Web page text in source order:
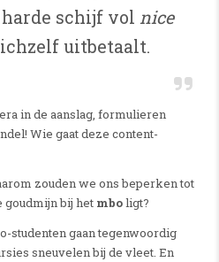
schijf vol nice
uitbetaalt.
in de aanslag, formulieren
Wie gaat deze content-
zouden we ons beperken tot
goudmijn bij het mboligt?
studenten gaan tegenwoordig
sneuvelen bij de vleet. En